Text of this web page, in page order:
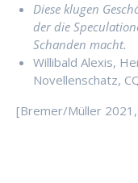
Diese klugen
der die
Schanden macht.
Willibald Alexis,
Novellenschatz,
[Bremer/Müller 2021,